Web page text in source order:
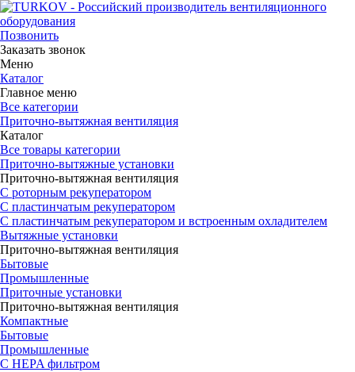
Позвонить
Заказать звонок
Меню
Каталог
Главное меню
Все категории
Приточно-вытяжная вентиляция
Каталог
Все товары категории
Приточно-вытяжные установки
Приточно-вытяжная вентиляция
С роторным рекуператором
С пластинчатым рекуператором
С пластинчатым рекуператором и встроенным охладителем
Вытяжные установки
Приточно-вытяжная вентиляция
Бытовые
Промышленные
Приточные установки
Приточно-вытяжная вентиляция
Компактные
Бытовые
Промышленные
С HEPA фильтром